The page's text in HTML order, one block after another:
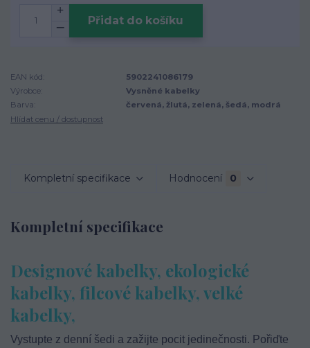
Přidat do košíku
EAN kód:
5902241086179
Výrobce:
Vysněné kabelky
Barva:
červená, žlutá, zelená, šedá, modrá
Hlídat cenu / dostupnost
Kompletní specifikace Hodnocení 0
Kompletní specifikace
Designové kabelky, ekologické
kabelky, filcové kabelky, velké
kabelky,
Vystupte z denní šedi a zažijte pocit jedinečnosti. Pořiďte